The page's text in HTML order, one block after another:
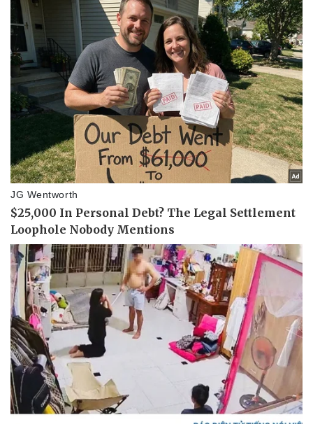
Pháp luật
Tin nóng
Tư vấn luật
Quân sự - Quốc phòng
Vũ khí
Việt Nam
Phân tích